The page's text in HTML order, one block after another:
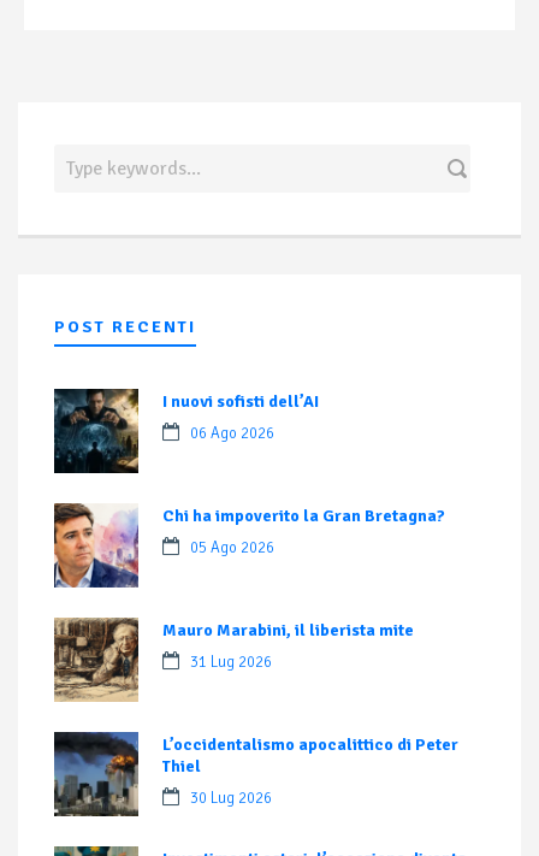
POST RECENTI
I nuovi sofisti dell’AI
06 Ago 2026
Chi ha impoverito la Gran Bretagna?
05 Ago 2026
Mauro Marabini, il liberista mite
31 Lug 2026
L’occidentalismo apocalittico di Peter
Thiel
30 Lug 2026